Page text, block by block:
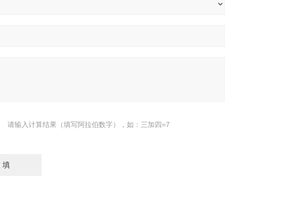
请输入计算结果（填写阿拉伯数字），如：三加四=7